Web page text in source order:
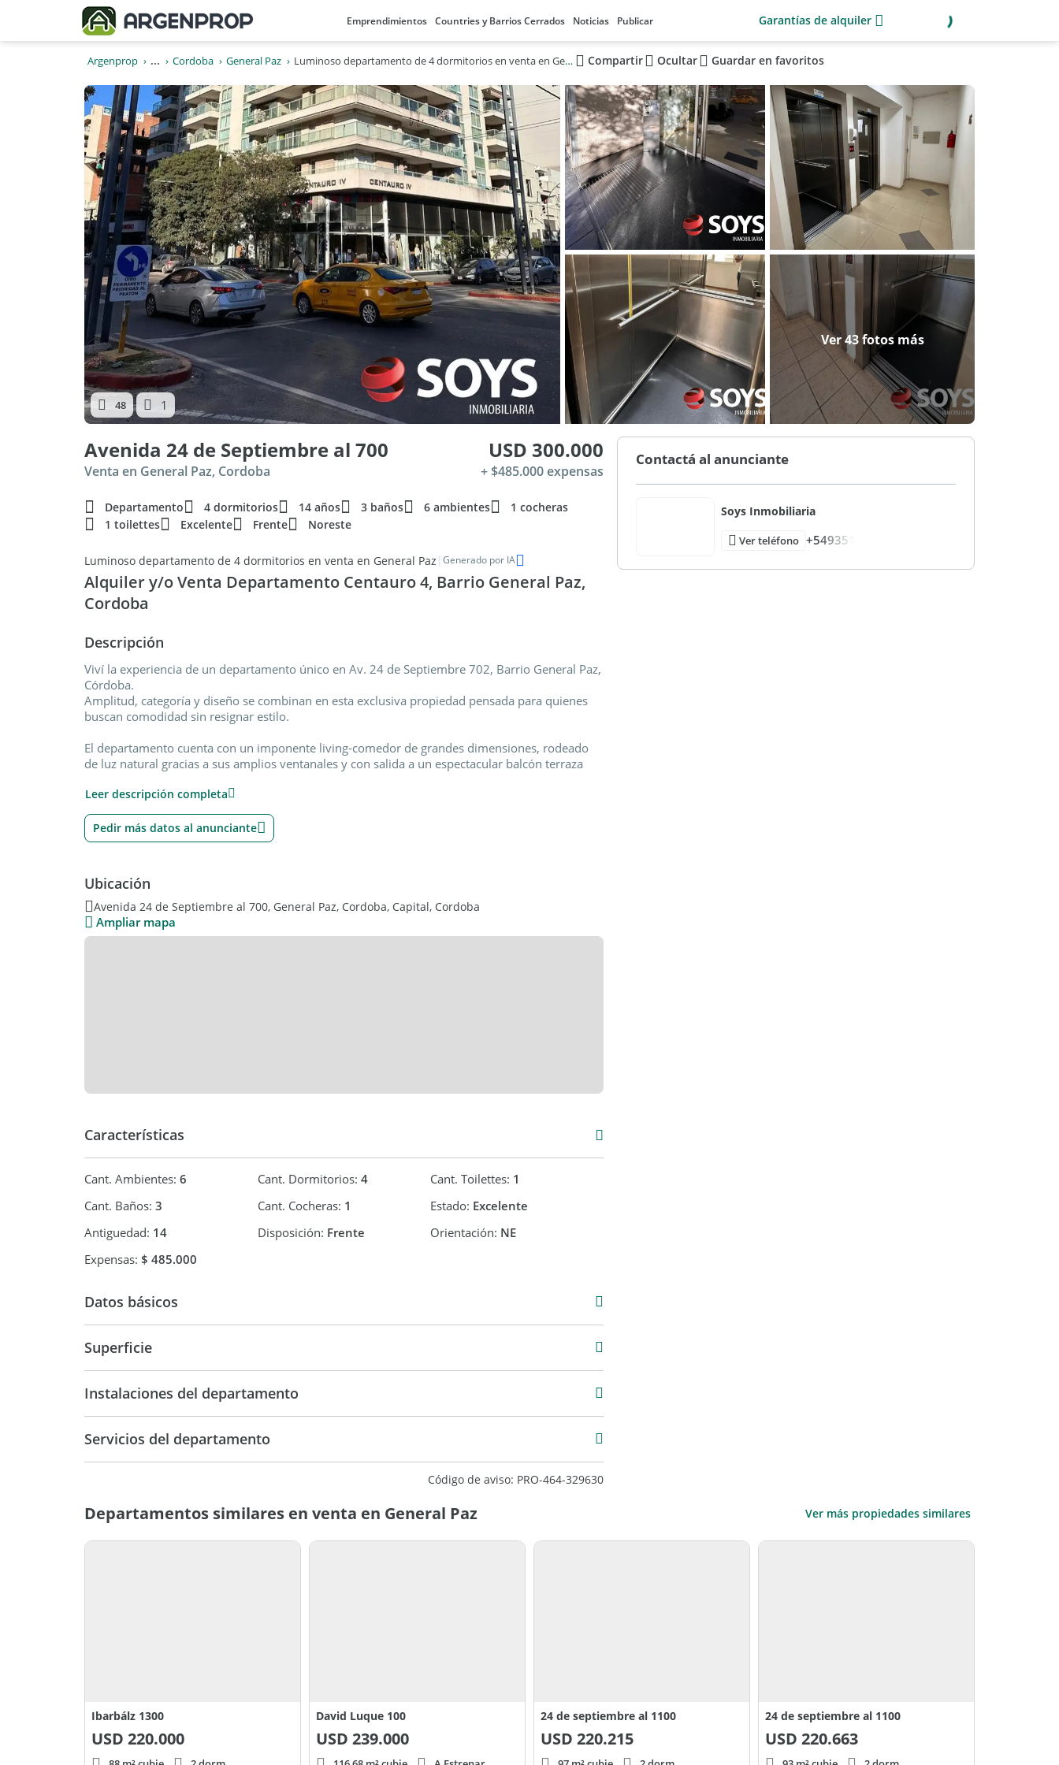
Emprendimientos Countries y Barrios Cerrados Noticias Publicar Garantías de alquiler
Argenprop ... Cordoba General Paz Luminoso departamento de 4 dormitorios en venta en General Paz Compartir Ocultar Guardar en favoritos
Ver 43 fotos más
48 1
Avenida 24 de Septiembre al 700 USD 300.000
Venta en General Paz, Cordoba + $485.000 expensas
Departamento 4 dormitorios 14 años 3 baños 6 ambientes
1 cocheras
1 toilettes
Excelente Frente Noreste
Luminoso departamento de 4 dormitorios en venta en General Paz | Generado por IA
Alquiler y/o Venta Departamento Centauro 4, Barrio General Paz,
Cordoba
Descripción
Viví la experiencia de un departamento único en Av. 24 de Septiembre 702, Barrio General Paz,
Córdoba.
Amplitud, categoría y diseño se combinan en esta exclusiva propiedad pensada para quienes
buscan comodidad sin resignar estilo.
El departamento cuenta con un imponente living-comedor de grandes dimensiones, rodeado
de luz natural gracias a sus amplios ventanales y con salida a un espectacular balcón terraza
7 y 8.
Sus pisos de parquet aportan elegancia y calidez en todos los ambientes, acompañando una
distribución funcional y confortable.
4 dormitorios amplios y luminosos
Dormitorios con vestidor y baño en suite
4 baños en total
Cocina totalmente equipada
2 Balcones terraza
comercios, espacios verdes, centros de salud y rápida conexión con el centro de la ciudad.
Leer descripción completa
Pedir más datos al anunciante
Ubicación
Avenida 24 de Septiembre al 700, General Paz, Cordoba, Capital, Cordoba
Ampliar mapa
Características
Cant. Ambientes: 6 Cant. Dormitorios: 4 Cant. Toilettes: 1
Cant. Baños: 3 Cant. Cocheras: 1 Estado: Excelente
Antiguedad: 14 Disposición: Frente Orientación: NE
Expensas: $ 485.000
Datos básicos
Departamento
Superficie
Instalaciones del departamento
Servicios del departamento
Código de aviso: PRO-464-329630
Contactá al anunciante
Soys Inmobiliaria
Ver teléfono +549351
Departamentos similares en venta en General Paz Ver más propiedades similares
Ibarbálz 1300
USD 220.000
David Luque 100
USD 239.000
24 de septiembre al 1100
USD 220.215
24 de septiembre al 1100
USD 220.663